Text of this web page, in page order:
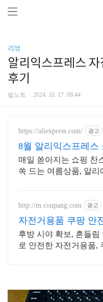
리뷰
알리익스프레스
후기
빌노트 2024. 10. 17. 09:44
https://aliexpress.com/ 광고
8월 알리익스프레스
알리 첫구매라면 웰
매일 쏟아지는 쇼핑 찬
쏙 드는 여름상품, 알리
http://m.coupang.com 광고
자전거용품 쿠팡 안
위한 선택
후방 시야 확보, 흔들림
로 안전한 자전거용품,